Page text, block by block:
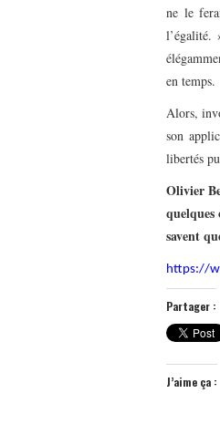
ne le
l’égalité.
en temps.
Alors,
son
libertés
Olivier
savent
https://
Partager :
J’aime ça :